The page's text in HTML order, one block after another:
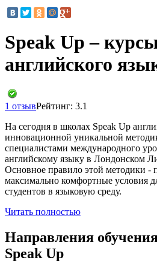
Speak Up –
английского
1 отзывРейтинг: 3.1
На сегодня в школах Speak Up
инновационной уникальной
специалистами международного
английскому языку в Лондонском
Основное правило этой методики -
максимально комфортные условия
студентов в языковую среду.
Читать полностью
Направления
Speak Up